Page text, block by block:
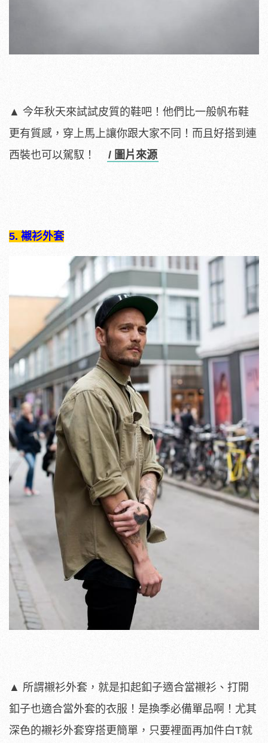
▲ 今年秋天來試試皮質的鞋吧！他們比一般帆布鞋
更有質感，穿上馬上讓你跟大家不同！而且好搭到連
西裝也可以駕馭！ / 圖片來源
5. 襯衫外套
▲ 所謂襯衫外套，就是扣起釦子適合當襯衫、打開
釦子也適合當外套的衣服！是換季必備單品啊！尤其
深色的襯衫外套穿搭更簡單，只要裡面再加件白T就